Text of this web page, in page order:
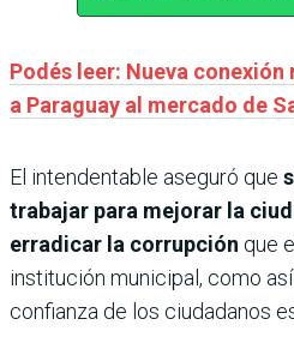
Podés leer: Nueva
a Paraguay al mercado de
El intendentable aseguró que
trabajar para mejorar la
erradicar la corrupción que
institución municipal, como
confianza de los ciudadanos